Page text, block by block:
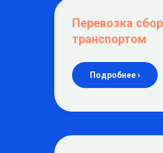
Перевозка
транспортом
Подробнее ›